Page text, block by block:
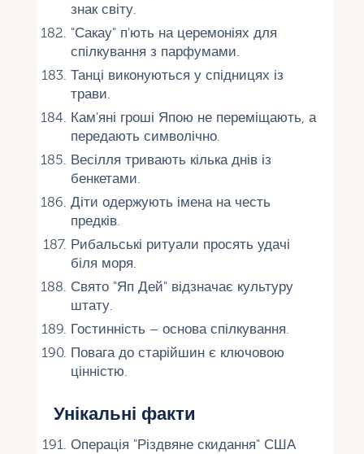
знак світу.
"Сакау" п'ють на церемоніях для
спілкування з парфумами.
Танці виконуються у спідницях із
трави.
Кам'яні гроші Япою не переміщають, а
передають символічно.
Весілля тривають кілька днів із
бенкетами.
Діти одержують імена на честь
предків.
Рибальські ритуали просять удачі
біля моря.
Свято "Яп Дей" відзначає культуру
штату.
Гостинність – основа спілкування.
Повага до старійшин є ключовою
цінністю.
Унікальні факти
Операція "Різдвяне скидання" США